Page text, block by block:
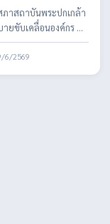
สร้างศรัทธา
ภาสถาบันพระปกเกล้า
ยขับเคลื่อนองค์กร ย้ำ
ร่งใส สร้างศรัทธา
6/2569